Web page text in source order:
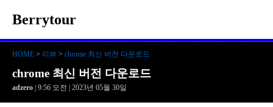
Berrytour
HOME > 리뷰 > chrome 최신 버전 다운로드
chrome 최신 버전 다운로드
adzero | 9:56 오전 | 2023년 05월 30일